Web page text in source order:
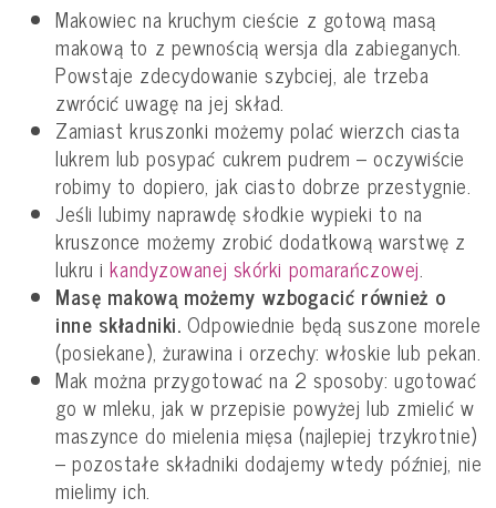
Makowiec na kruchym cieście z gotową masą
makową to z pewnością wersja dla zabieganych.
Powstaje zdecydowanie szybciej, ale trzeba
zwrócić uwagę na jej skład.
Zamiast kruszonki możemy polać wierzch ciasta
lukrem lub posypać cukrem pudrem – oczywiście
robimy to dopiero, jak ciasto dobrze przestygnie.
Jeśli lubimy naprawdę słodkie wypieki to na
kruszonce możemy zrobić dodatkową warstwę z
lukru ikandyzowanej skórki pomarańczowej.
Masę makową możemy wzbogacić również o
inne składniki. Odpowiednie będą suszone morele
(posiekane), żurawina i orzechy: włoskie lub pekan.
Mak można przygotować na 2 sposoby: ugotować
go w mleku, jak w przepisie powyżej lub zmielić w
maszynce do mielenia mięsa (najlepiej trzykrotnie)
– pozostałe składniki dodajemy wtedy później, nie
mielimy ich.